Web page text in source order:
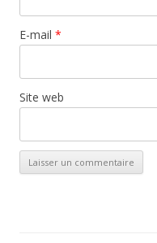
E-mail *
Site web